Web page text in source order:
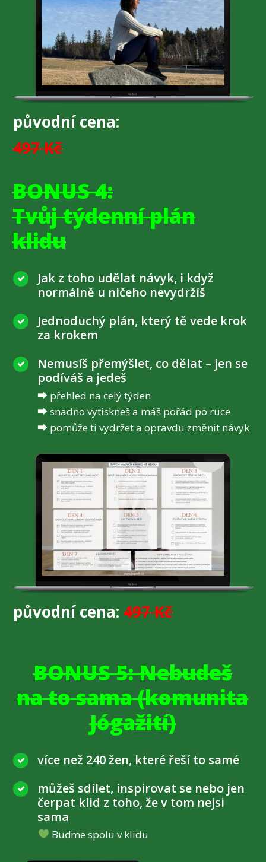
původní cena:
497Kč
BONUS 4:
Tvůj týdenní plán
klidu
Jak z toho udělat návyk, i když
normálně u ničeho nevydržíš
Jednoduchý plán, který tě vede krok
za krokem
Nemusíš přemýšlet, co dělat – jen se
podíváš a jedeš
⮕ přehled na celý týden
⮕ snadno vytiskneš a máš pořád po ruce
⮕ pomůže ti vydržet a opravdu změnit návyk
původní cena:497Kč
BONUS 5: Nebudeš
na to sama (komunita
Jógažití)
více než 240 žen, které řeší to samé
můžeš sdílet, inspirovat se nebo jen
čerpat klid z toho, že v tom nejsi
sama
Buďme spolu v klidu